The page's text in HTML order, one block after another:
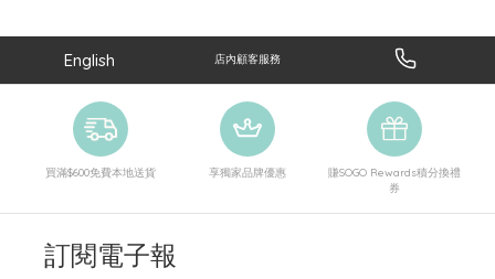
English 店內顧客服務
買滿$600免費本地送貨 享獨家品牌優惠
賺SOGO Rewards積分換禮
券
訂閱電子報